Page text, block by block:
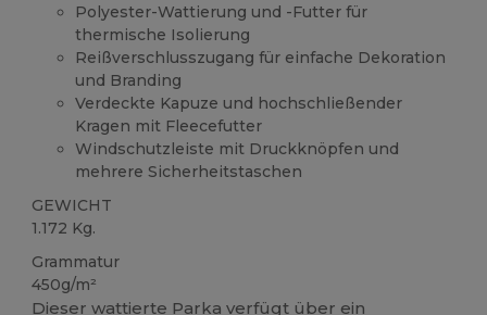
Polyester-Wattierung und -Futter für
thermische Isolierung
Reißverschlusszugang für einfache Dekoration
und Branding
Verdeckte Kapuze und hochschließender
Kragen mit Fleecefutter
Windschutzleiste mit Druckknöpfen und
mehrere Sicherheitstaschen
GEWICHT
1.172 Kg.
Grammatur
450g/m²
Dieser wattierte Parka verfügt über ein